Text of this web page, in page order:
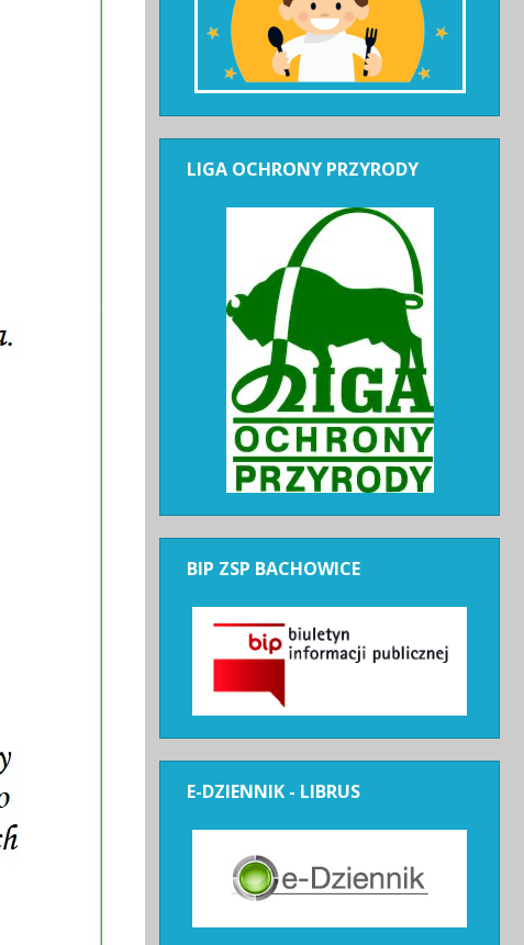
LIGA OCHRONY PRZYRODY
BIP ZSP BACHOWICE
E-DZIENNIK - LIBRUS